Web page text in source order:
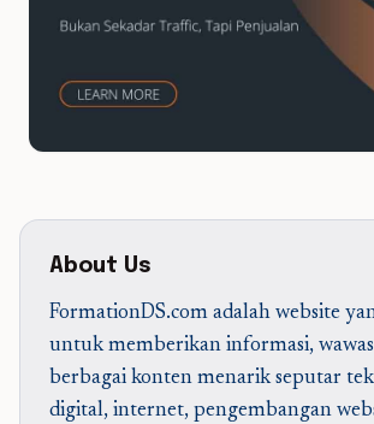
About Us
FormationDS.com adalah website
untuk memberikan informasi,
berbagai konten menarik seputar
digital, internet, pengembangan